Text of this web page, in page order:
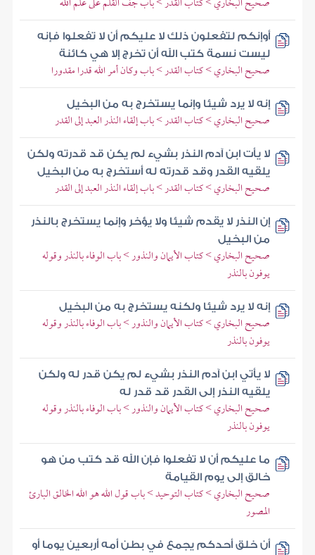
أوإنكم لتفعلون ذلك لا عليكم أن لا تفعلوا فإنه
ليست نسمة كتب الله أن تخرج إلا هي كائنة
صحيح البخاري > كتاب القدر > باب وكان أمر الله قدرا مقدورا
إنه لا يرد شيئا وإنما يستخرج به من البخيل
صحيح البخاري > كتاب القدر > باب إلقاء النذر العبد إلى القدر
لا يأت ابن آدم النذر بشيء لم يكن قد قدرته ولكن
يلقيه القدر وقد قدرته له أستخرج به من البخيل
صحيح البخاري > كتاب القدر > باب إلقاء النذر العبد إلى القدر
إن النذر لا يقدم شيئا ولا يؤخر وإنما يستخرج بالنذر
من البخيل
صحيح البخاري > كتاب الأيمان والنذور > باب الوفاء بالنذر وقوله
يوفون بالنذر
إنه لا يرد شيئا ولكنه يستخرج به من البخيل
صحيح البخاري > كتاب الأيمان والنذور > باب الوفاء بالنذر وقوله
يوفون بالنذر
لا يأتي ابن آدم النذر بشيء لم يكن قدر له ولكن
يلقيه النذر إلى القدر قد قدر له
صحيح البخاري > كتاب الأيمان والنذور > باب الوفاء بالنذر وقوله
يوفون بالنذر
ما عليكم أن لا تفعلوا فإن الله قد كتب من هو
خالق إلى يوم القيامة
صحيح البخاري > كتاب التوحيد > باب قول الله هو الله الخالق البارئ
المصور
أن خلق أحدكم يجمع في بطن أمه أربعين يوما أو